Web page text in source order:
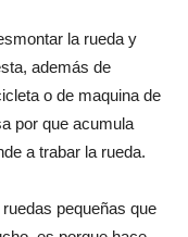
la rueda y
además de
o de maquina de
por que acumula
a trabar la rueda.
pequeñas que